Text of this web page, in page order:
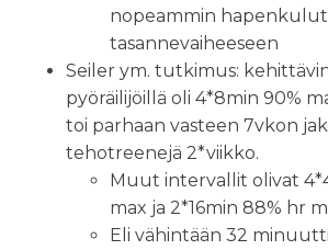
nopeammin
tasannevaiheeseen
Seiler ym. tutkimus:
pyöräilijöillä oli 4*8min 90%
toi parhaan vasteen 7vkon
tehotreenejä 2*viikko.
Muut intervallit olivat
max ja 2*16min 88% hr
Eli vähintään 32